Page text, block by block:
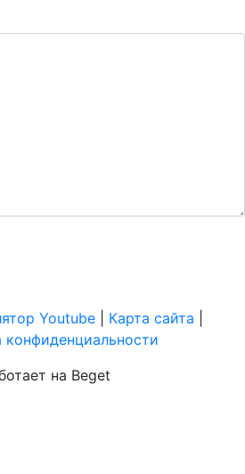
Youtube Карта сайта
конфиденциальности
на Beget